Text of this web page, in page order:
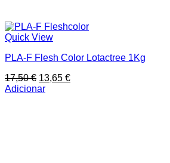
Quick View
PLA-F Flesh Color Lotactree 1Kg
17,50€ O
preço
13,65 €O
Adicionar